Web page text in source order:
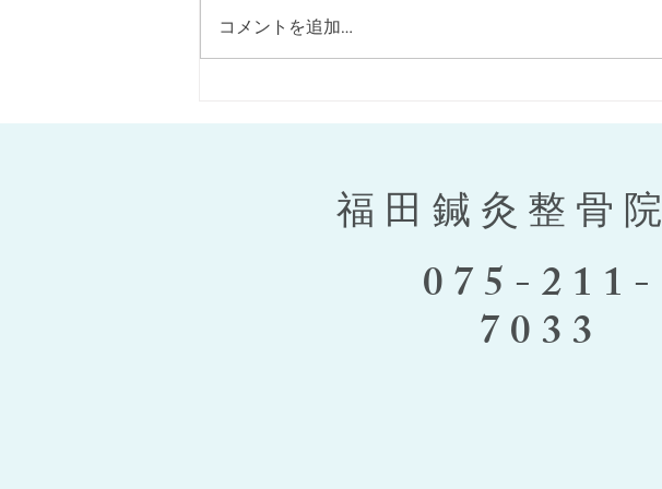
美顔鍼のご紹介
コメントを追加…
福田鍼灸整骨院
075-211-
7033